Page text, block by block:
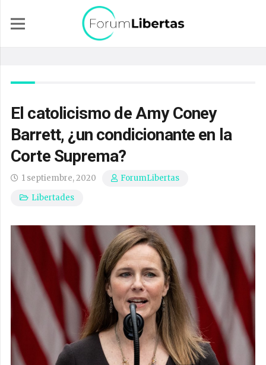
El catolicismo de Amy Coney
Barrett, ¿un condicionante en la
Corte Suprema?
1 septiembre, 2020
ForumLibertas
Libertades